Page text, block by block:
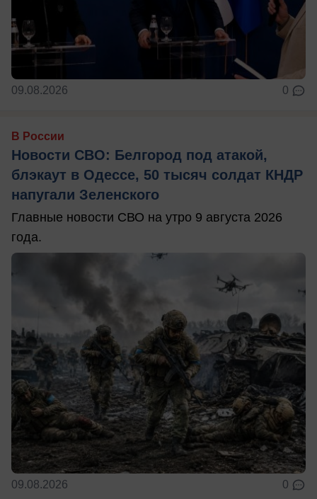
09.08.2026 0
В России
Новости СВО: Белгород под атакой,
блэкаут в Одессе, 50 тысяч солдат КНДР
напугали Зеленского
Главные новости СВО на утро 9 августа 2026
года.
09.08.2026 0